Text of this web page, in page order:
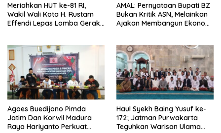
Meriahkan HUT ke-81 RI,
Wakil Wali Kota H. Rustam
Effendi Lepas Lomba Gerak
AMAL: Pernyataan Bupati BZ
Bukan Kritik ASN, Melainkan
Ajakan Membangun Ekonomi
Agoes Buedijono Pimda
Jatim Dan Korwil Madura
Raya Hariyanto Perkuat
Haul Syekh Baing Yusuf ke-
172; Jatman Purwakarta
Teguhkan Warisan Ulama